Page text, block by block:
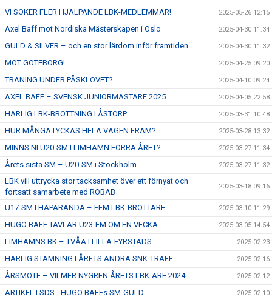
VI SÖKER FLER HJÄLPANDE LBK-MEDLEMMAR! 2025-05-26 12:15
Axel Baff mot Nordiska Mästerskapen i Oslo 2025-04-30 11:34
GULD & SILVER – och en stor lärdom inför framtiden 2025-04-30 11:32
MOT GÖTEBORG! 2025-04-25 09:20
TRÄNING UNDER PÅSKLOVET? 2025-04-10 09:24
AXEL BAFF – SVENSK JUNIORMÄSTARE 2025 2025-04-05 22:58
HÄRLIG LBK-BROTTNING I ÅSTORP 2025-03-31 10:48
HUR MÅNGA LYCKAS HELA VÄGEN FRAM? 2025-03-28 13:32
MINNS NI U20-SM I LIMHAMN FÖRRA ÅRET? 2025-03-27 11:34
Årets sista SM – U20-SM i Stockholm 2025-03-27 11:32
LBK vill uttrycka stor tacksamhet över ett förnyat och
fortsatt samarbete med ROBAB
2025-03-18 09:16
U17-SM I HAPARANDA – FEM LBK-BROTTARE 2025-03-10 11:29
HUGO BAFF TÄVLAR U23-EM OM EN VECKA 2025-03-05 14:54
LIMHAMNS BK – TVÅA I LILLA-FYRSTADS 2025-02-23
HÄRLIG STÄMNING I ÅRETS ANDRA SNK-TRÄFF 2025-02-16
ÅRSMÖTE – VILMER NYGREN ÅRETS LBK-ARE 2024 2025-02-12
ARTIKEL I SDS - HUGO BAFFs SM-GULD 2025-02-10